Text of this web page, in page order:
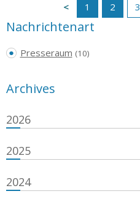
1 2 3
Nachrichtenart
Presseraum (10)
Archives
2026
2025
2024